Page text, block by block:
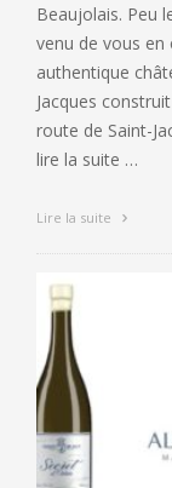
Beaujolais. Peu
venu de vous en
authentique
Jacques
route de Saint-
lire la suite …
Lire la suite